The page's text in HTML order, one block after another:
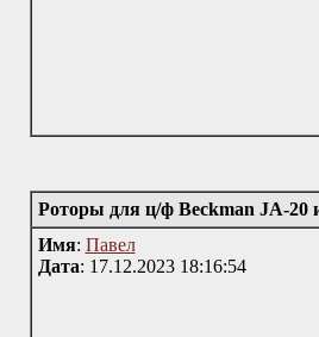
Роторы для ц/ф Beckman JA-20
Имя: Павел
Дата: 17.12.2023 18:16:54